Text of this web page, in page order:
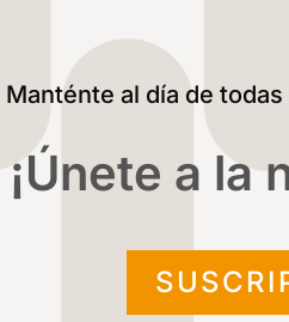
Manténte al día de
¡Únete a la